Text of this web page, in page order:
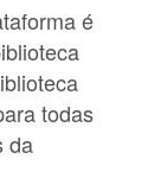
é
todas
da